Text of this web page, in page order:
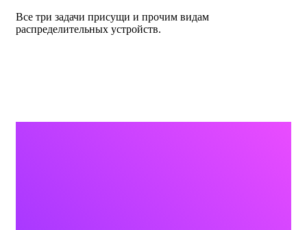
Все три задачи присущи и прочим видам
распределительных устройств.